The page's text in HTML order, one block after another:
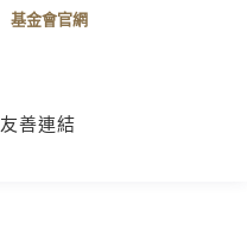
基金會官網
友善連結